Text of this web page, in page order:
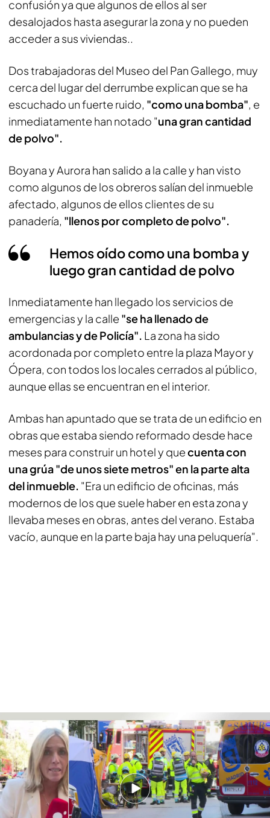
confusión ya que algunos de ellos al ser
desalojados hasta asegurar la zona y no pueden
acceder a sus viviendas..
Dos trabajadoras del Museo del Pan Gallego, muy
cerca del lugar del derrumbe explican que se ha
escuchado un fuerte ruido, "como una bomba", e
inmediatamente han notado "una gran cantidad
de polvo".
Boyana y Aurora han salido a la calle y han visto
como algunos de los obreros salían del inmueble
afectado, algunos de ellos clientes de su
panadería, "llenos por completo de polvo".
Hemos oído como una bomba y
luego gran cantidad de polvo
Inmediatamente han llegado los servicios de
emergencias y la calle "se ha llenado de
ambulancias y de Policía". La zona ha sido
acordonada por completo entre la plaza Mayor y
Ópera, con todos los locales cerrados al público,
aunque ellas se encuentran en el interior.
Ambas han apuntado que se trata de un edificio en
obras que estaba siendo reformado desde hace
meses para construir un hotel y quecuenta con
una grúa "de unos siete metros" en la parte alta
del inmueble. "Era un edificio de oficinas, más
modernos de los que suele haber en esta zona y
llevaba meses en obras, antes del verano. Estaba
vacío, aunque en la parte baja hay una peluquería".
Ya hay drones buscando a los desaparecidos en el derrumbe del edificio en
Madrid
Demasiado material acumulado, posible
causa del colapso
Las autoridades no han confirmado las causas del
colapso pero lasprimeras hipótesisapuntan a